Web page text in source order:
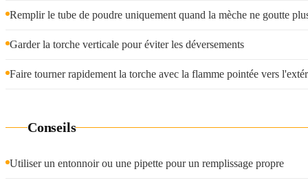
Remplir le tube de poudre uniquement quand la mèche ne goutte
Garder la torche verticale pour éviter les déversements
Faire tourner rapidement la torche avec la flamme pointée vers
Conseils
Utiliser un entonnoir ou une pipette pour un remplissage propre